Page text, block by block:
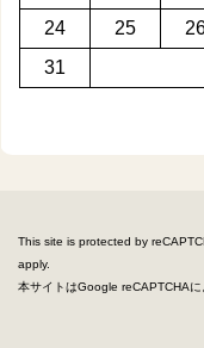
24
25
31
This site is protected by
apply.
本サイトはGoogle reCAPTCHA